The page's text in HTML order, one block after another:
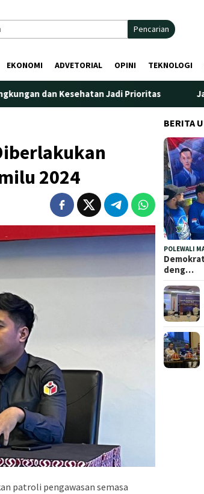
Pencarian
EKONOMI ADVETORIAL OPINI TEKNOLOGI
Jadi Prioritas Jadi Wadah
2024
patroli pengawasan semasa
BERITA
POLEWALI
deng…